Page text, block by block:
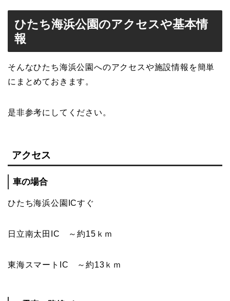
ひたち海浜公園のアクセスや基本情
報
そんなひたち海浜公園へのアクセスや施設情報を簡単
にまとめておきます。
是非参考にしてください。
アクセス
車の場合
ひたち海浜公園ICすぐ
日立南太田IC ～約15ｋｍ
東海スマートIC ～約13ｋｍ